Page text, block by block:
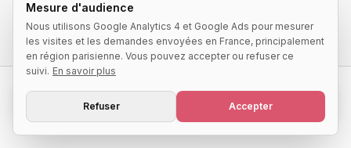
par son atmosphère chic et feutrée, sa décoration
inspirée des grandes brasseries parisiennes et sa
terrasse offrant une vue exceptionnelle à proximité du
pont de l’Alma et de la Tour Eiffel. Entre plateaux de
fruits de mer, cuisine française élégante et service
premium, Marius et Janette offre une expérience
parisienne sophistiquée au cœur de l’un des quartiers
Demander une disponibilité
Mesure d'audience
Nous utilisons Google Analytics 4 et Google Ads pour mesurer
les visites et les demandes envoyées en France, principalement
en région parisienne. Vous pouvez accepter ou refuser ce
suivi. En savoir plus
Refuser Accepter